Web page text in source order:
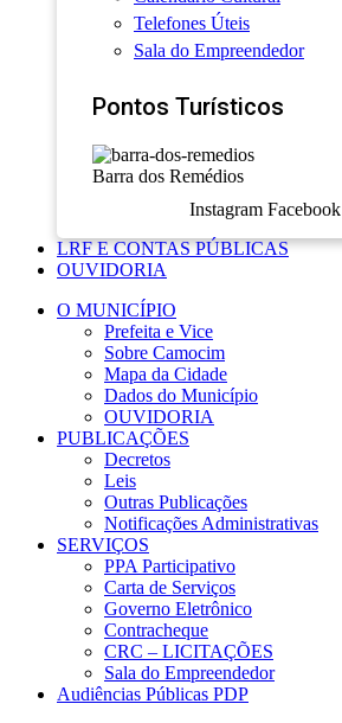
Telefones Úteis
Sala do Empreendedor
Pontos Turísticos
Barra dos Remédios
Instagram Facebook
LRF E CONTAS PÚBLICAS
OUVIDORIA
O MUNICÍPIO
Prefeita e Vice
Sobre Camocim
Mapa da Cidade
Dados do Município
OUVIDORIA
PUBLICAÇÕES
Decretos
Leis
Outras Publicações
Notificações Administrativas
SERVIÇOS
PPA Participativo
Carta de Serviços
Governo Eletrônico
Contracheque
CRC – LICITAÇÕES
Sala do Empreendedor
Audiências Públicas PDP